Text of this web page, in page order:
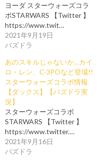
ヨーダ スターウォーズコラ
ボSTARWARS 【Twitter 】
https://www.twit…
2021年9月19日
パズドラ
あのスキルじゃないか…カイ
ロ・レン、C-3POなど登場!!
スターウォーズコラボ情報
【ダックス】【パズドラ実
況】
スターウォーズコラボ
STARWARS 【Twitter 】
https://www.twitter.…
2021年9月16日
パズドラ